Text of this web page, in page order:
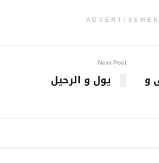
و
Next Post
يول و الرحيل